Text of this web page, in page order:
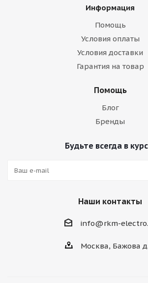
Информация
Помощь
Условия оплаты
Условия доставки
Гарантия на товар
Помощь
Блог
Бренды
Будьте всегда в
Наши контакты
info@rkm-
Москва, Бажова